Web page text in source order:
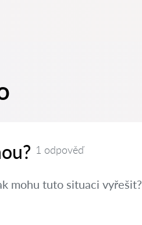
1 odpověď
mohu tuto situaci vyřešit?